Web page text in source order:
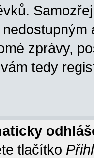
zprávy,
tedy
tlačítko